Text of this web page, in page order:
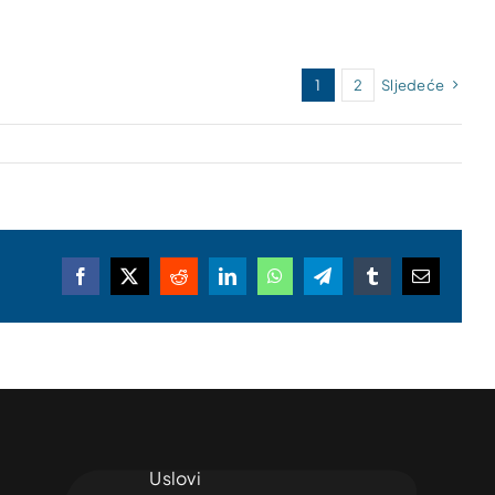
1 2 Sljedeće
Facebook
X RedditLinkedInWhatsAppTelegramTumblrEmail
Uslovi